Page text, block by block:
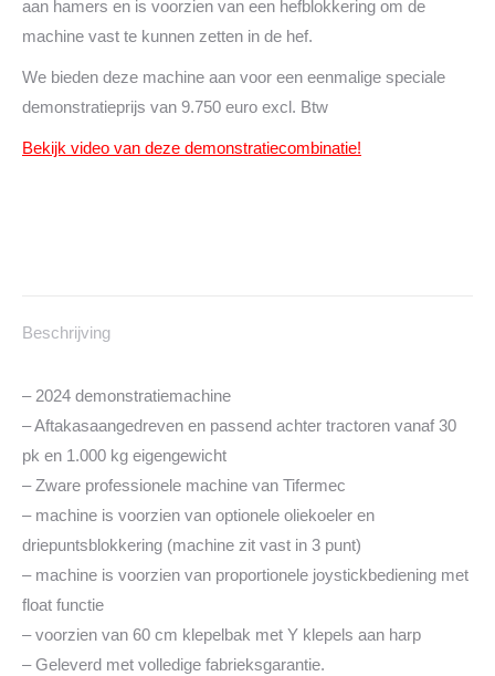
aan hamers en is voorzien van een hefblokkering om de
machine vast te kunnen zetten in de hef.
We bieden deze machine aan voor een eenmalige speciale
demonstratieprijs van 9.750 euro excl. Btw
Bekijk video van deze demonstratiecombinatie!
Beschrijving
– 2024 demonstratiemachine
– Aftakasaangedreven en passend achter tractoren vanaf 30
pk en 1.000 kg eigengewicht
– Zware professionele machine van Tifermec
– machine is voorzien van optionele oliekoeler en
driepuntsblokkering (machine zit vast in 3 punt)
– machine is voorzien van proportionele joystickbediening met
float functie
– voorzien van 60 cm klepelbak met Y klepels aan harp
– Geleverd met volledige fabrieksgarantie.